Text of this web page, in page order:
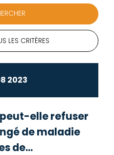
LES CRITÈRES
2023
elle refuser
de maladie
de...